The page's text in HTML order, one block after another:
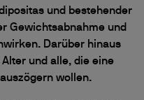
und bestehender
Gewichtsabnahme und
Darüber hinaus
und alle, die eine
wollen.